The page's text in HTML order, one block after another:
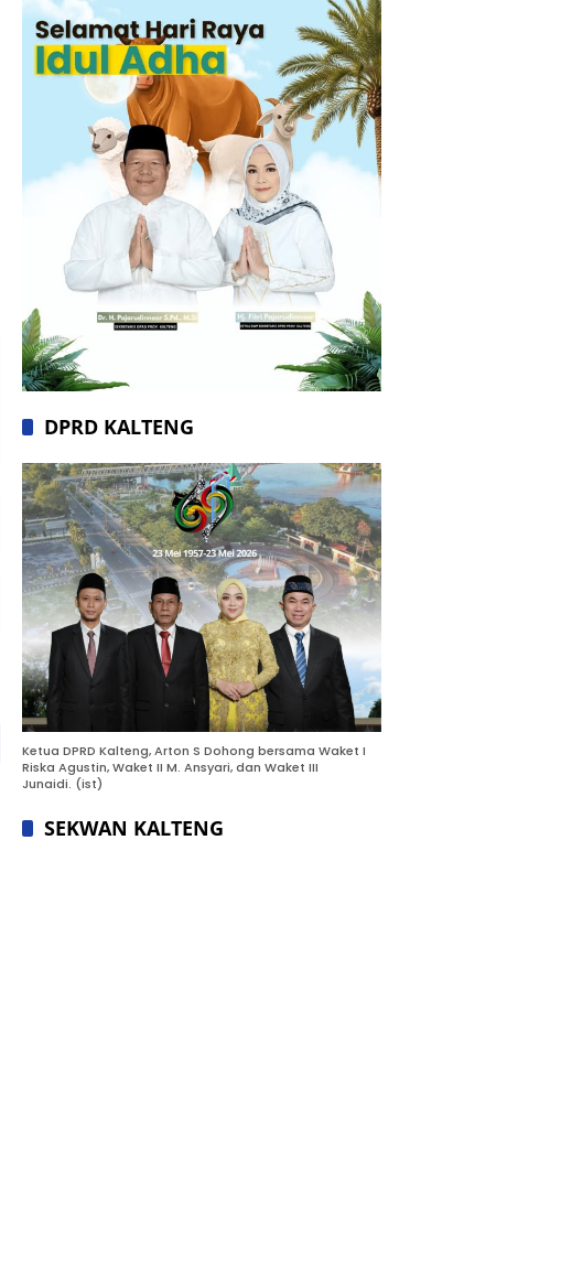
DPRD KALTENG
Ketua DPRD Kalteng, Arton S Dohong bersama Waket I
Riska Agustin, Waket II M. Ansyari, dan Waket III
Junaidi. (ist)
SEKWAN KALTENG